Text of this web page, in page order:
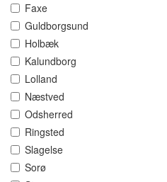
Faxe
Guldborgsund
Holbæk
Kalundborg
Lolland
Næstved
Odsherred
Ringsted
Slagelse
Sorø